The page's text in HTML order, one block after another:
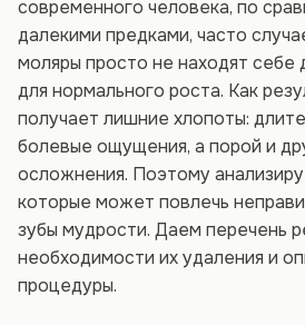
современного человека, по
далекими предками, часто
моляры просто не находят себе
для нормального роста. Как
получает лишние хлопоты:
болевые ощущения, а порой и
осложнения. Поэтому
которые может повлечь
зубы мудрости. Даем перечень
необходимости их удаления и
процедуры.